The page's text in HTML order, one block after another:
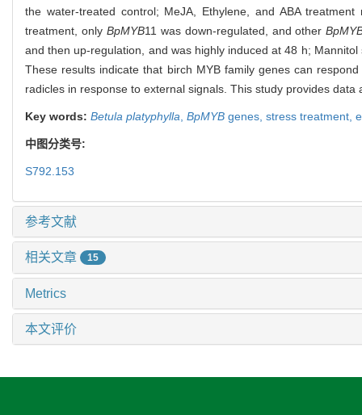
the water-treated control; MeJA, Ethylene, and ABA
treatment, only BpMYB11 was down-regulated, and other
and then up-regulation, and was highly induced at 48 h;
These results indicate that birch MYB family genes can
radicles in response to external signals. This study provides
Key words: Betula platyphylla BpMYB genes, stress treatment,
中图分类号:
S792.153
参考文献
相关文章 15
Metrics
本文评价